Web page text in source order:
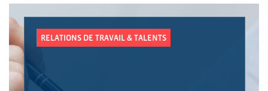
RELATIONS DE TRAVAIL & TALENTS